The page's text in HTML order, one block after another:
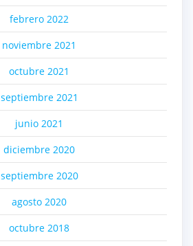
febrero 2022
noviembre 2021
octubre 2021
septiembre 2021
junio 2021
diciembre 2020
septiembre 2020
agosto 2020
octubre 2018